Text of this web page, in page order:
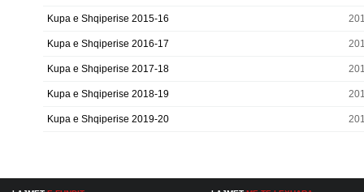
Kupa e Shqiperise 2015-16
Kupa e Shqiperise 2016-17
Kupa e Shqiperise 2017-18
Kupa e Shqiperise 2018-19
Kupa e Shqiperise 2019-20